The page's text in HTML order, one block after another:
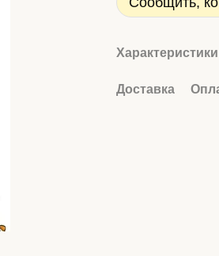
Характеристики
Доставка